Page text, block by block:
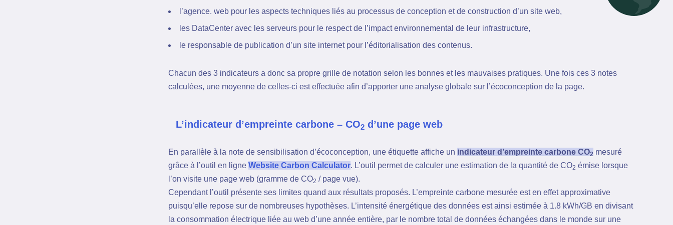
l’agence. web pour les aspects techniques liés au processus de conception et de construction d’un site web,
les DataCenter avec les serveurs pour le respect de l’impact environnemental de leur infrastructure,
le responsable de publication d’un site internet pour l’éditorialisation des contenus.
Chacun des 3 indicateurs a donc sa propre grille de notation selon les bonnes et les mauvaises pratiques. Une fois ces 3 notes
calculées, une moyenne de celles-ci est effectuée afin d’apporter une analyse globale sur l’écoconception de la page.
L’indicateur d’empreinte carbone – CO2 d’une page web
En parallèle à la note de sensibilisation d’écoconception, une étiquette affiche un indicateur d’empreinte carbone CO2 mesuré
grâce à l’outil en ligne Website Carbon Calculator. L’outil permet de calculer une estimation de la quantité de CO2 émise lorsque
l’on visite une page web (gramme de CO2 / page vue).
Cependant l’outil présente ses limites quand aux résultats proposés. L’empreinte carbone mesurée est en effet approximative
puisqu’elle repose sur de nombreuses hypothèses. L’intensité énergétique des données est ainsi estimée à 1.8 kWh/GB en divisant
la consommation électrique liée au web d’une année entière, par le nombre total de données échangées dans le monde sur une